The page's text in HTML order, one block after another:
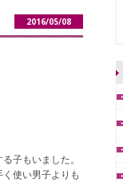
2016/05/08
子もいました。
使い男子よりも